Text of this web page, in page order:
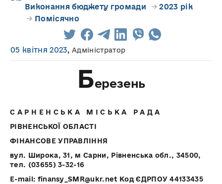
Виконання бюджету громади →2023 рік
→ Помісячно
05 квітня 2023,Адміністратор
Березень
С А Р Н Е Н С Ь К А М І С Ь К А Р А Д А
РІВНЕНСЬКОЇ ОБЛАСТІ
ФІНАНСОВЕ УПРАВЛІННЯ
вул. Широка, 31, м Сарни, Рівненська обл., 34500,
тел. (03655) 3-32-16
E-mail: finansy_SMR@ukr.net Код ЄДРПОУ 44133435